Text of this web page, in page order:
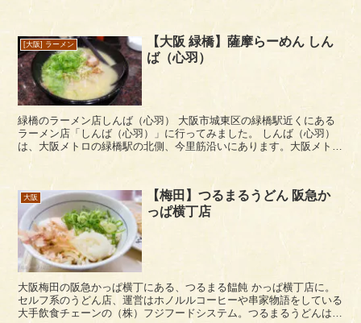
[大阪] ラーメン
【大阪 緑橋】薩摩らーめん しん
ば（心羽）
緑橋のラーメン店しんば（心羽） 大阪市城東区の緑橋駅近くにある
ラーメン店「しんば（心羽）」に行ってみました。 しんば（心羽）
は、大阪メトロの緑橋駅の北側、今里筋沿いにあります。大阪メトロ
大阪
【梅田】つるまるうどん 阪急か
っぱ横丁店
大阪梅田の阪急かっぱ横丁にある、つるまる饂飩 かっぱ横丁店に。
セルフ系のうどん店、運営はホノルルコーヒーや串家物語をしている
大手飲食チェーンの（株）フジフードシステム。つるまるうどんは、